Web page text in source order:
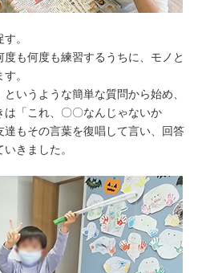
。
も何度も練習するうちに、モノと
。
いうような簡単な質問から始め、
「これ、〇〇なんじゃないか
もその言葉を復唱して言い、回答
きました。